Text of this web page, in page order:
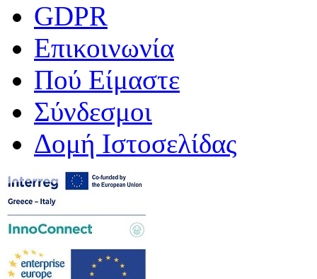
GDPR
Επικοινωνία
Πού Είμαστε
Σύνδεσμοι
Δομή Ιστοσελίδας